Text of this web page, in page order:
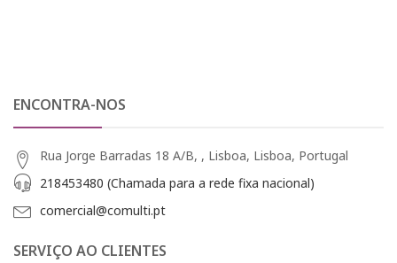
ENCONTRA-NOS
Rua Jorge Barradas 18 A/B, , Lisboa, Lisboa, Portugal
218453480 (Chamada para a rede fixa nacional)
comercial@comulti.pt
SERVIÇO AO CLIENTES